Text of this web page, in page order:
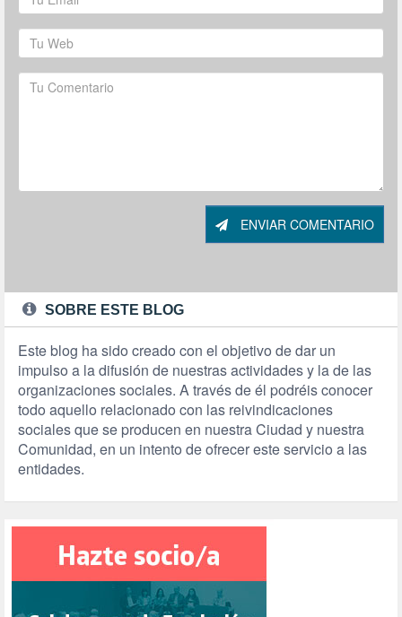
ENVIAR COMENTARIO
SOBRE ESTE BLOG
Este blog ha sido creado con el objetivo de dar un
impulso a la difusión de nuestras actividades y la de las
organizaciones sociales. A través de él podréis conocer
todo aquello relacionado con las reivindicaciones
sociales que se producen en nuestra Ciudad y nuestra
Comunidad, en un intento de ofrecer este servicio a las
entidades.